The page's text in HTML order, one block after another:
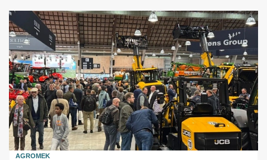
AGROMEK